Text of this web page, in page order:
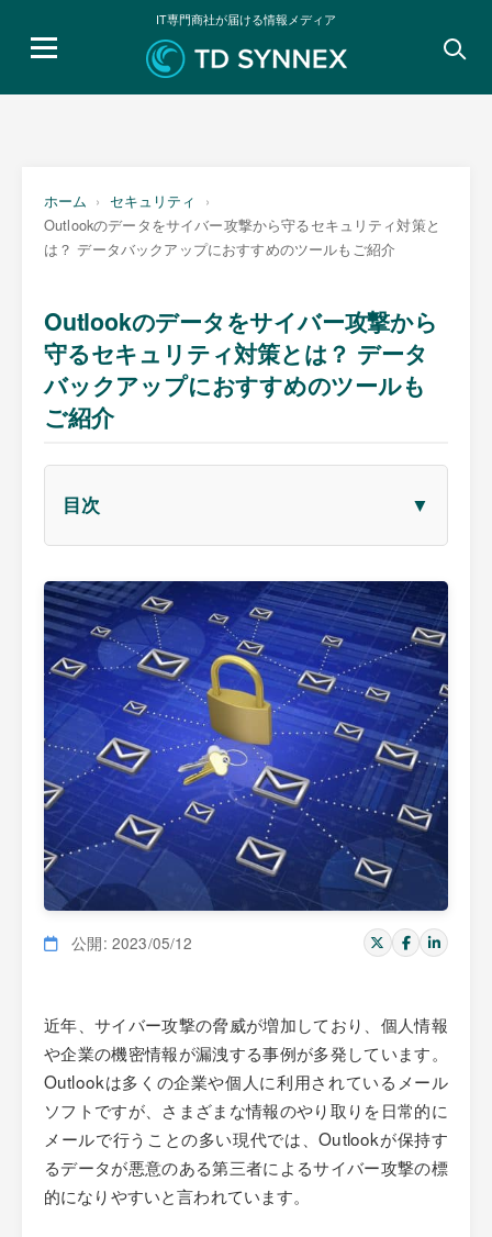
IT専門商社が届ける情報メディア
検
ホーム
セキュリティ
Outlookのデータをサイバー攻撃から守るセキュリティ対策と
は？ データバックアップにおすすめのツールもご紹介
Outlookのデータをサイバー攻撃から
守るセキュリティ対策とは？ データ
バックアップにおすすめのツールも
ご紹介
目次 ▼
公開: 2023/05/12
近年、サイバー攻撃の脅威が増加しており、個人情報
や企業の機密情報が漏洩する事例が多発しています。
Outlookは多くの企業や個人に利用されているメール
ソフトですが、さまざまな情報のやり取りを日常的に
メールで行うことの多い現代では、Outlookが保持す
るデータが悪意のある第三者によるサイバー攻撃の標
的になりやすいと言われています。